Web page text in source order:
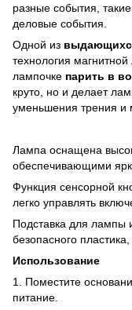
разные события,
деловые события.
Одной из
технология
лампочке парить в
круто, но и делает
уменьшения трения и
Лампа оснащена
обеспечивающими
Функция сенсорной
легко управлять
Подставка для лампы
безопасного
Использование
1. Поместите
питание.